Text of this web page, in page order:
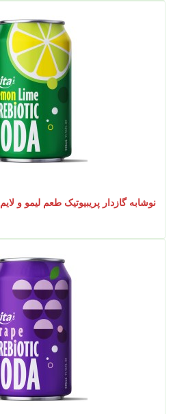
نوشابه گازدار پریبیوتیک طعم لیمو و لایم ۳۳۰ میلی‌لیتر (قوطی)